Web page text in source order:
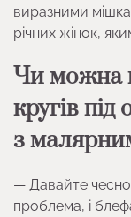
виразними
річних жінок,
Чи можна
кругів
з
— Давайте
проблема, і